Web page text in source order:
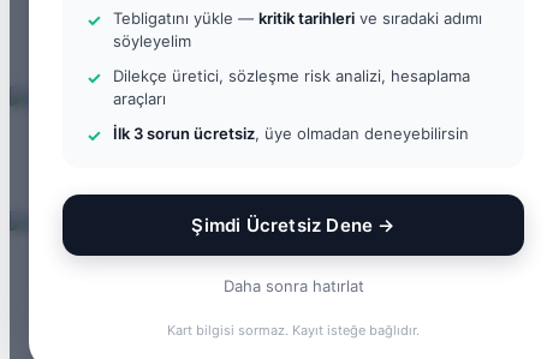
Tebligatını yükle — kritik tarihleri ve sıradaki adımı
söyleyelim
Dilekçe üretici, sözleşme risk analizi, hesaplama
araçları
İlk 3 sorun ücretsiz, üye olmadan deneyebilirsin
Şimdi Ücretsiz Dene →
Daha sonra hatırlat
Kart bilgisi sormaz. Kayıt isteğe bağlıdır.
Rastgele Makale
Kenar Bölmesi
Menü
ANASAYFA
Ceza Hukuku